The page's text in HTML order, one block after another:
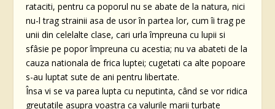
rataciti, pentru ca poporul nu se abate de la natura, nici
nu-l trag strainii asa de usor în partea lor, cum îi trag pe
unii din celelalte clase, cari urla împreuna cu lupii si
sfâsie pe popor împreuna cu acestia; nu va abateti de la
cauza nationala de frica luptei; cugetati ca alte popoare
s-au luptat sute de ani pentru libertate.
Însa vi se va parea lupta cu neputinta, când se vor ridica
greutatile asupra voastra ca valurile marii turbate